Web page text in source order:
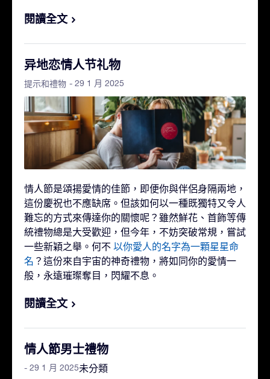
閱讀全文
异地恋情人节礼物
提示和禮物 - 29 1 月 2025
情人節是頌揚愛情的佳節，即便你與伴侶身隔兩地，
這份慶祝也不應缺席。但該如何以一種既獨特又令人
難忘的方式來傳達你的關懷呢？雖然鮮花、首飾等傳
統禮物總是大受歡迎，但今年，不妨突破常規，嘗試
一些新穎之舉。何不 以你愛人的名字為一顆星星命
名 ？這份來自宇宙的神奇禮物，將如同你的愛情一
般，永遠璀璨奪目，閃耀不息。
閱讀全文
情人節男士禮物
未分類
- 29 1 月 2025